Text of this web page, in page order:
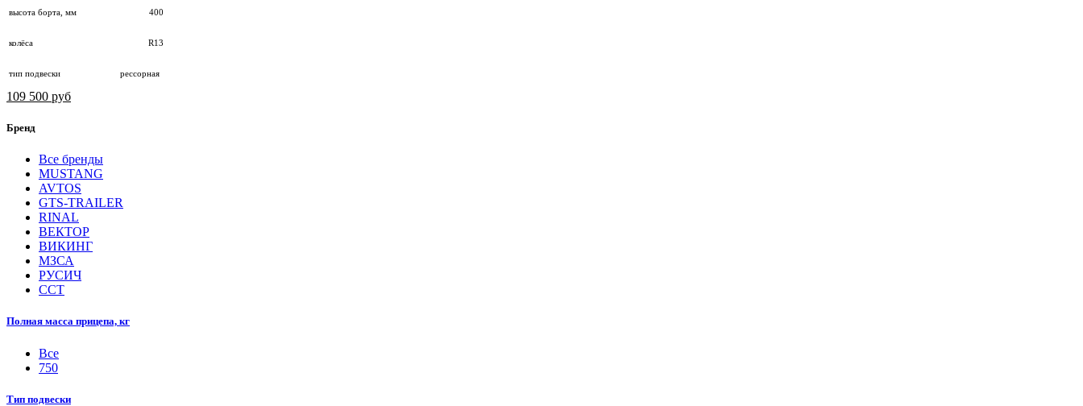
высота борта, мм 400
колёса R13
тип подвески рессорная
109 500 руб
Бренд
Все бренды
MUSTANG
AVTOS
GTS-TRAILER
RINAL
ВЕКТОР
ВИКИНГ
МЗСА
РУСИЧ
ССТ
Полная масса прицепа, кг
Все
750
Тип подвески